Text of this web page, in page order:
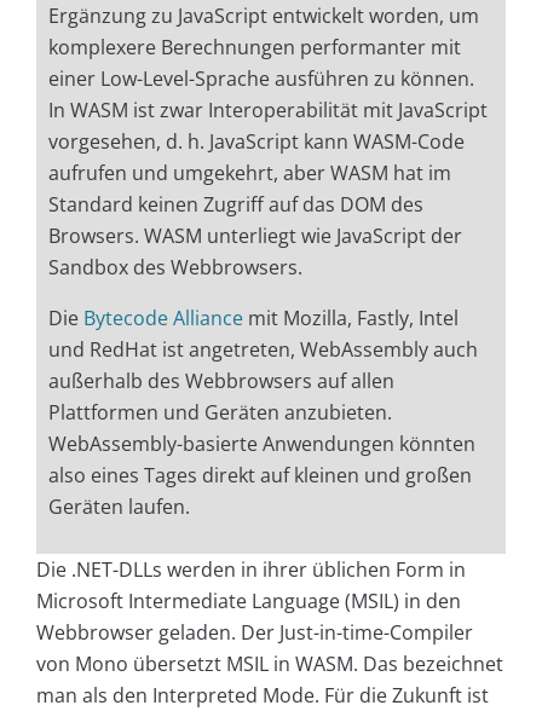
Ergänzung zu JavaScript entwickelt worden, um
komplexere Berechnungen performanter mit
einer Low-Level-Sprache ausführen zu können.
In WASM ist zwar Interoperabilität mit JavaScript
vorgesehen, d. h. JavaScript kann WASM-Code
aufrufen und umgekehrt, aber WASM hat im
Standard keinen Zugriff auf das DOM des
Browsers. WASM unterliegt wie JavaScript der
Sandbox des Webbrowsers.
Die Bytecode Alliance mit Mozilla, Fastly, Intel
und RedHat ist angetreten, WebAssembly auch
außerhalb des Webbrowsers auf allen
Plattformen und Geräten anzubieten.
WebAssembly-basierte Anwendungen könnten
also eines Tages direkt auf kleinen und großen
Geräten laufen.
Die .NET-DLLs werden in ihrer üblichen Form in
Microsoft Intermediate Language (MSIL) in den
Webbrowser geladen. Der Just-in-time-Compiler
von Mono übersetzt MSIL in WASM. Das bezeichnet
man als den Interpreted Mode. Für die Zukunft ist